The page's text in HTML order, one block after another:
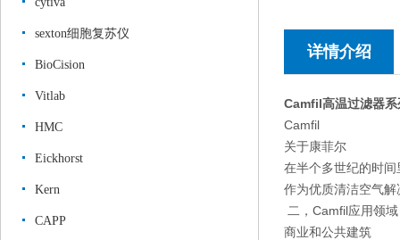
sexton细胞复苏仪
BioCision
Vitlab
HMC
Eickhorst
Kern
CAPP
详情介绍
Camfil高温过滤器系
Camfil
关于康菲尔
在半个多世纪的时
作为优质清洁空气
二，Camfil应用领域
商业和公共建筑